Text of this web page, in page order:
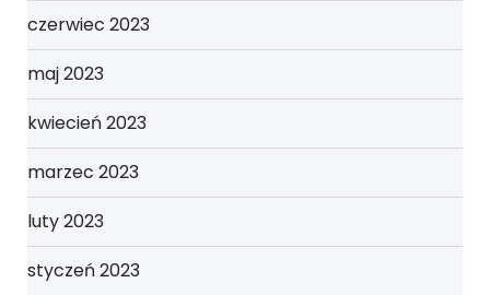
czerwiec 2023
maj 2023
kwiecień 2023
marzec 2023
luty 2023
styczeń 2023